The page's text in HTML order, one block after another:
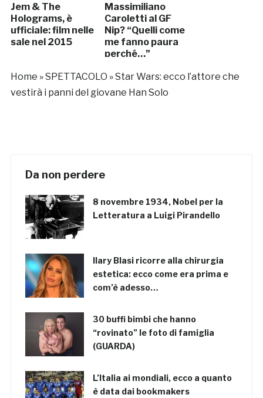
Jem & The
Holograms, è
ufficiale: film nelle
sale nel 2015
Massimiliano
Caroletti al GF
Nip? “Quelli come
me fanno paura
perché…”
Home »SPETTACOLO »Star Wars: ecco l’attore che
vestirà i panni del giovane Han Solo
Da non perdere
8 novembre 1934, Nobel per la
Letteratura a Luigi Pirandello
Ilary Blasi ricorre alla chirurgia
estetica: ecco come era prima e
com’è adesso…
30 buffi bimbi che hanno
“rovinato” le foto di famiglia
(GUARDA)
L’Italia ai mondiali, ecco a quanto
è data dai bookmakers